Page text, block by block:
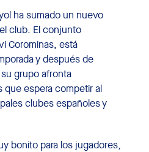
ha sumado un nuevo
club. El conjunto
Corominas, está
y después de
grupo afronta
espera competir al
clubes españoles y
bonito para los jugadores,